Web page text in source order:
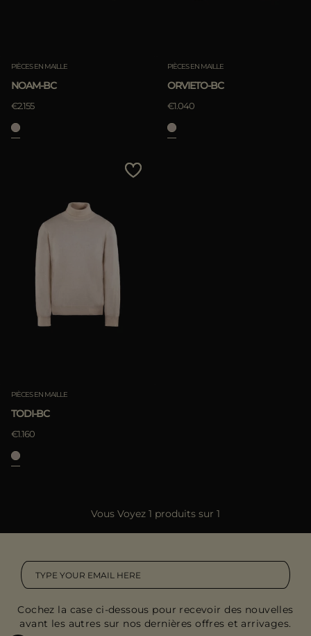
PIÈCES EN MAILLE
NOAM-BC
€2.155
PIÈCES EN MAILLE
ORVIETO-BC
€1.040
PIÈCES EN MAILLE
TODI-BC
€1.160
Vous Voyez 1 produits sur 1
Cochez la case ci-dessous pour recevoir des nouvelles
avant les autres sur nos dernières offres et arrivages.